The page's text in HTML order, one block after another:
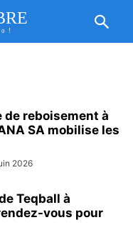
!
de reboisement à
SA mobilise les
2026
Teqball à
vous pour